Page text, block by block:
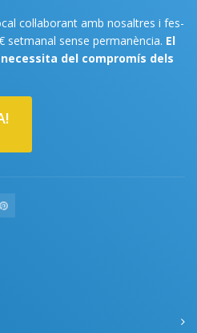
col·laborant amb nosaltres i fes-
setmanal sense permanència. El
del compromís dels